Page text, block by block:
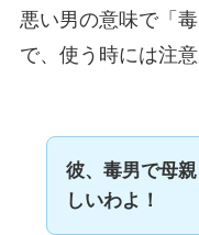
悪い男の意味で「
で、使う時には注意
彼、毒男で母
しいわよ！